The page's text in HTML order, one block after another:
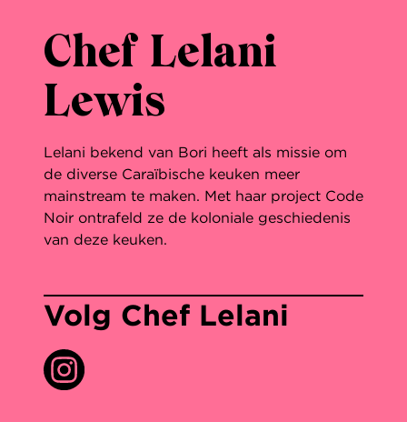
Chef Lelani
Lewis
Lelani bekend van Bori heeft als missie om
de diverse Caraïbische keuken meer
mainstream te maken. Met haar project Code
Noir ontrafeld ze de koloniale geschiedenis
van deze keuken.
Volg Chef Lelani